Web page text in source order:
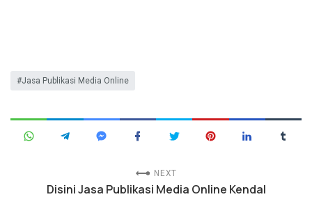
Jasa Publikasi Media Online
NEXT
Disini Jasa Publikasi Media Online Kendal